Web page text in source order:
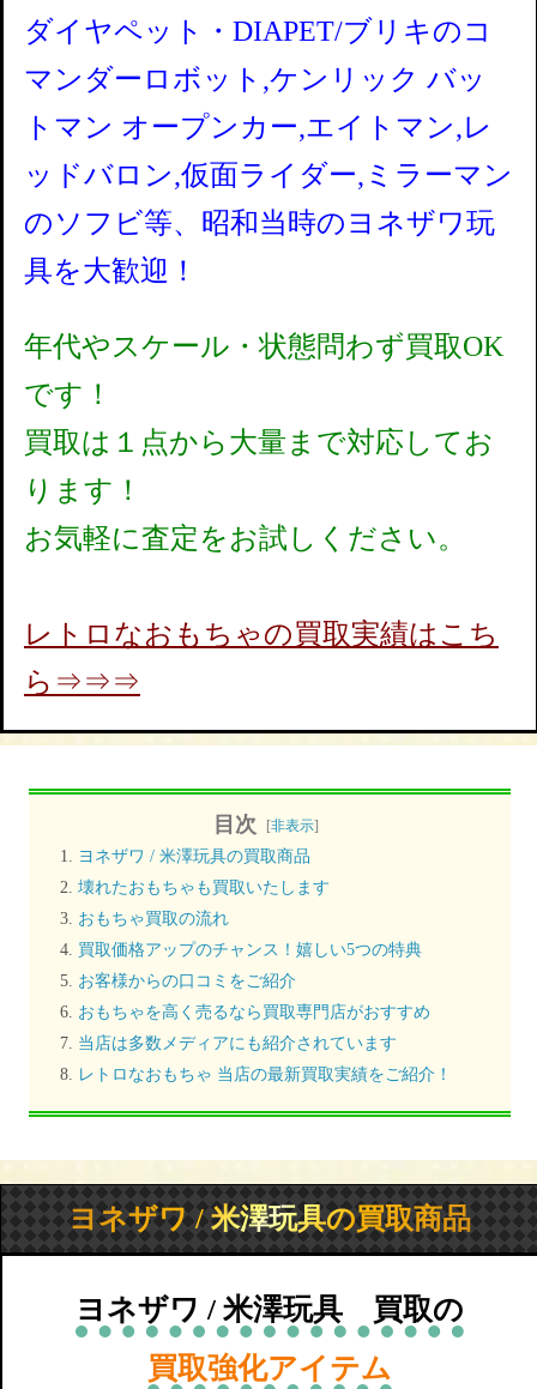
ダイヤペット・DIAPET/ブリキのコ
マンダーロボット,ケンリック バッ
トマン オープンカー,エイトマン,レ
ッドバロン,仮面ライダー,ミラーマン
のソフビ等、昭和当時のヨネザワ玩
具を大歓迎！
年代やスケール・状態問わず買取OK
です！
買取は１点から大量まで対応してお
ります！
お気軽に査定をお試しください。
レトロなおもちゃの買取実績はこち
ら⇒⇒⇒
目次 [非表示]
ヨネザワ / 米澤玩具の買取商品
壊れたおもちゃも買取いたします
おもちゃ買取の流れ
買取価格アップのチャンス！嬉しい5つの特典
お客様からの口コミをご紹介
おもちゃを高く売るなら買取専門店がおすすめ
当店は多数メディアにも紹介されています
レトロなおもちゃ 当店の最新買取実績をご紹介！
ヨネザワ / 米澤玩具の買取商品
ヨネザワ / 米澤玩具 買取の
買取強化アイテム